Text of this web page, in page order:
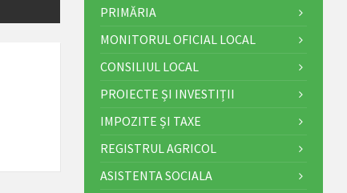
PRIMĂRIA
MONITORUL OFICIAL LOCAL
CONSILIUL LOCAL
PROIECTE ȘI INVESTIȚII
IMPOZITE ȘI TAXE
REGISTRUL AGRICOL
ASISTENTA SOCIALA